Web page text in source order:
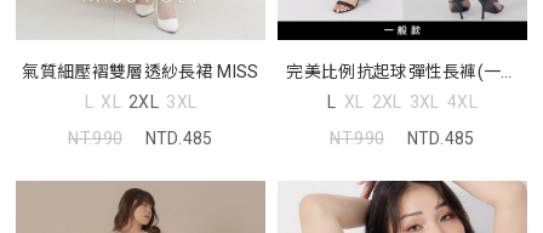
氣質細壓褶雙層透紗長裙 MISS
L XL 2XL 3XL
NT.990
NTD.485
完美比例抗起球彈性長褲(一般
版)
L XL 2XL 3XL 4XL
NT.990
NTD.485